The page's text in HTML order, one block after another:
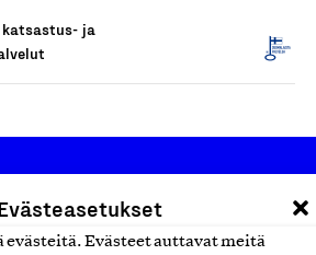
evästeitä. Evästeet auttavat meitä
katsastus- ja